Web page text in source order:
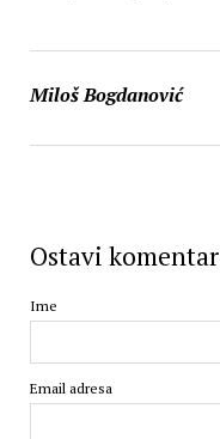
Miloš Bogdanović
Ostavi komentar
Ime
Email adresa